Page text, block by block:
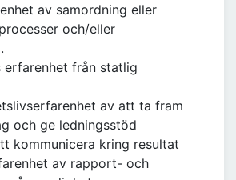
av samordning eller
och/eller
erfarenhet från statlig
av att ta fram
och ge ledningsstöd
kommunicera kring resultat
av rapport- och